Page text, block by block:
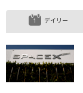
デイリー